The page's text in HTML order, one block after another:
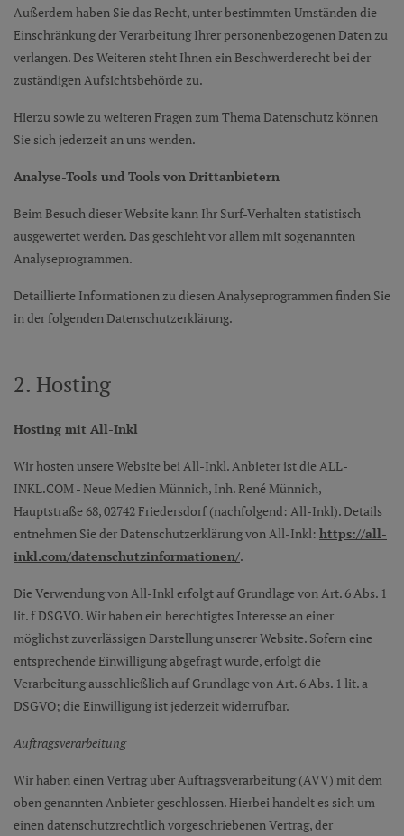
Außerdem haben Sie das Recht, unter bestimmten Umständen die
Einschränkung der Verarbeitung Ihrer personenbezogenen Daten zu
verlangen. Des Weiteren steht Ihnen ein Beschwerderecht bei der
zuständigen Aufsichtsbehörde zu.
Hierzu sowie zu weiteren Fragen zum Thema Datenschutz können
Sie sich jederzeit an uns wenden.
Analyse-Tools und Tools von Dritt­anbietern
Beim Besuch dieser Website kann Ihr Surf-Verhalten statistisch
ausgewertet werden. Das geschieht vor allem mit sogenannten
Analyseprogrammen.
Detaillierte Informationen zu diesen Analyseprogrammen finden Sie
in der folgenden Datenschutzerklärung.
2. Hosting
Hosting mit All-Inkl
Wir hosten unsere Website bei All-Inkl. Anbieter ist die ALL-
INKL.COM - Neue Medien Münnich, Inh. René Münnich,
Hauptstraße 68, 02742 Friedersdorf (nachfolgend: All-Inkl). Details
entnehmen Sie der Datenschutzerklärung von All-Inkl: https://all-
inkl.com/datenschutzinformationen/.
Die Verwendung von All-Inkl erfolgt auf Grundlage von Art. 6 Abs. 1
lit. f DSGVO. Wir haben ein berechtigtes Interesse an einer
möglichst zuverlässigen Darstellung unserer Website. Sofern eine
entsprechende Einwilligung abgefragt wurde, erfolgt die
Verarbeitung ausschließlich auf Grundlage von Art. 6 Abs. 1 lit. a
DSGVO; die Einwilligung ist jederzeit widerrufbar.
Auftragsverarbeitung
Wir haben einen Vertrag über Auftragsverarbeitung (AVV) mit dem
oben genannten Anbieter geschlossen. Hierbei handelt es sich um
einen datenschutzrechtlich vorgeschriebenen Vertrag, der